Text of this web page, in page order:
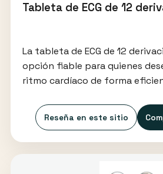
Tableta de ECG de 12
La tableta de ECG de 12
opción fiable para quienes
ritmo cardíaco de forma
Reseña en este sitio